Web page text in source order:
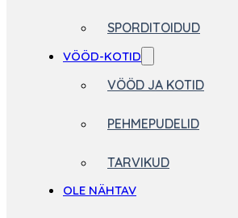
SPORDITOIDUD
VÖÖD-KOTID
VÖÖD JA KOTID
PEHMEPUDELID
TARVIKUD
OLE NÄHTAV